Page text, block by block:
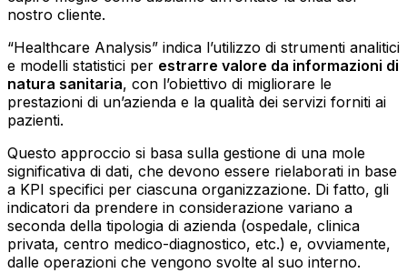
nostro cliente.
“Healthcare Analysis” indica l’utilizzo di strumenti analitici
e modelli statistici per estrarre valore da informazioni di
natura sanitaria, con l’obiettivo di migliorare le
prestazioni di un’azienda e la qualità dei servizi forniti ai
pazienti.
Questo approccio si basa sulla gestione di una mole
significativa di dati, che devono essere rielaborati in base
a KPI specifici per ciascuna organizzazione. Di fatto, gli
indicatori da prendere in considerazione variano a
seconda della tipologia di azienda (ospedale, clinica
privata, centro medico-diagnostico, etc.) e, ovviamente,
dalle operazioni che vengono svolte al suo interno.